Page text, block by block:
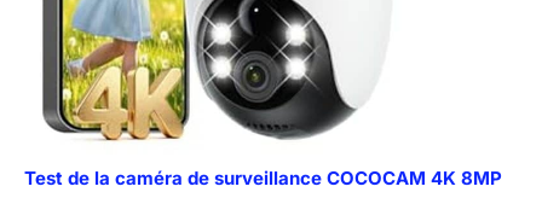
Test de la caméra de surveillance COCOCAM 4K 8MP